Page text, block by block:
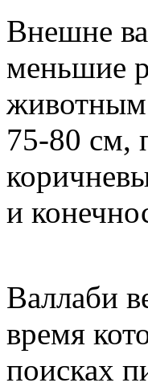
Внешне
меньшие
75-80 см,
и
Валлаби
время
поисках